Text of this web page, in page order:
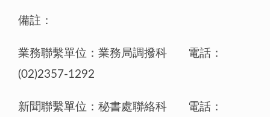
備註：
業務聯繫單位：業務局調撥科 電話：
(02)2357-1292
新聞聯繫單位：秘書處聯絡科 電話：